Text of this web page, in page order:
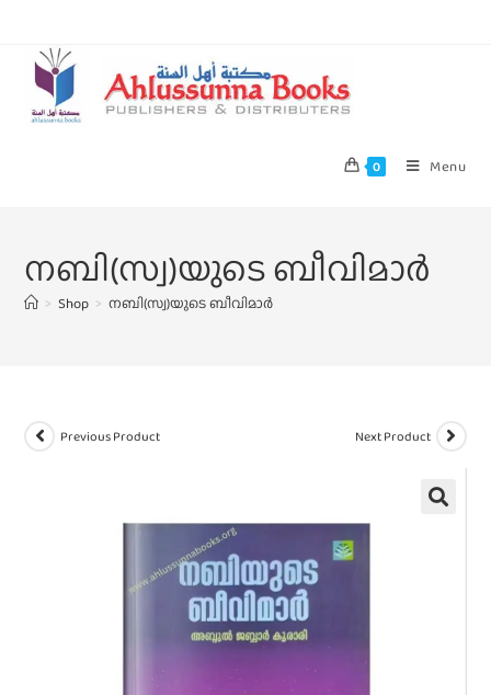
0 Menu
നബി(സ്വ)യുടെ ബീവിമാർ
> Shop > നബി(സ്വ)യുടെ ബീവിമാർ
Previous Product Next Product